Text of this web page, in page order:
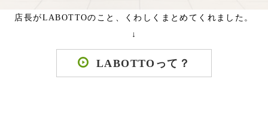
店長がLABOTTOのこと、くわしくまとめてくれました。
↓
LABOTTOって？